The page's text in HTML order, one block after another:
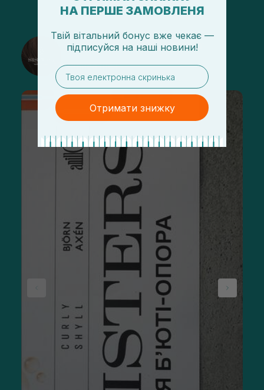
@sisters_stelmakh в Instagram
Підписатися
НА ПЕРШЕ ЗАМОВЛЕНЯ
Твій вітальний бонус вже чекає —
підписуйся на наші новини!
email
Отримати знижку